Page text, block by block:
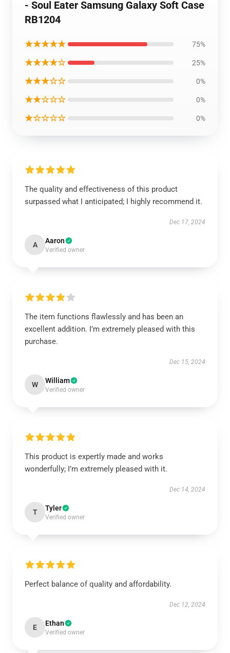
- Soul Eater Samsung Galaxy Soft Case
RB1204
★★★★★ 75%
★★★★☆ 25%
★★★☆☆ 0%
★★☆☆☆ 0%
★☆☆☆☆ 0%
The quality and effectiveness of this product
surpassed what I anticipated; I highly recommend it.
Dec 17, 2024
A Aaron
Verified owner
The item functions flawlessly and has been an
excellent addition. I’m extremely pleased with this
purchase.
Dec 15, 2024
W William
Verified owner
This product is expertly made and works
wonderfully; I’m extremely pleased with it.
Dec 14, 2024
T Tyler
Verified owner
Perfect balance of quality and affordability.
Dec 12, 2024
E Ethan
Verified owner